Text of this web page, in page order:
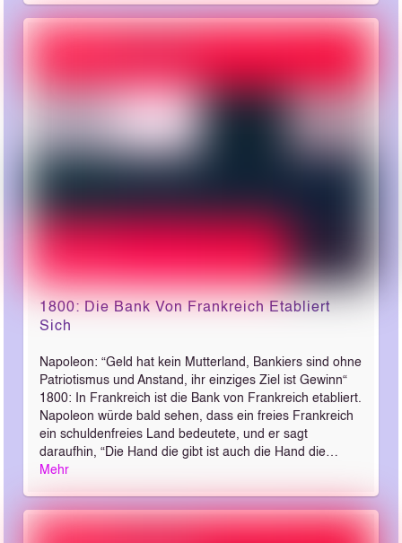
1800: Die Bank Von Frankreich Etabliert
Sich
Napoleon: “Geld hat kein Mutterland, Bankiers sind ohne
Patriotismus und Anstand, ihr einziges Ziel ist Gewinn“
1800: In Frankreich ist die Bank von Frankreich etabliert.
Napoleon würde bald sehen, dass ein freies Frankreich
ein schuldenfreies Land bedeutete, und er sagt
daraufhin, “Die Hand die gibt ist auch die Hand die…
Mehr